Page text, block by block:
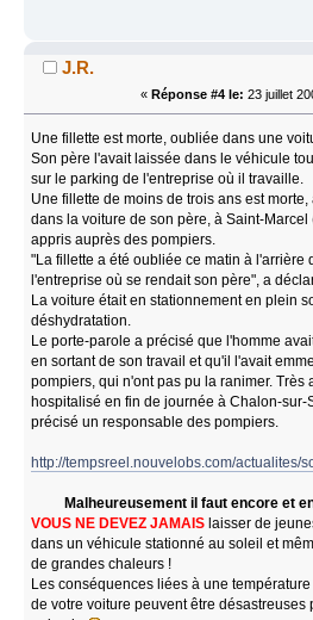
J.R.
« Réponse #4 le: 23 juillet
Une fillette est morte, oubliée dans une
Son père l'avait laissée dans le véhicule
sur le parking de l'entreprise où il travaille.
Une fillette de moins de trois ans est
dans la voiture de son père, à Saint-
appris auprès des pompiers.
"La fillette a été oubliée ce matin à l'arrière
l'entreprise où se rendait son père", a
La voiture était en stationnement en plein
déshydratation.
Le porte-parole a précisé que l'homme
en sortant de son travail et qu'il l'avait
pompiers, qui n'ont pas pu la ranimer. Très
hospitalisé en fin de journée à Chalon-
précisé un responsable des pompiers.
http://tempsreel.nouvelobs.com/
Malheureusement il faut encore et
VOUS NE DEVEZ JAMAIS laisser de
dans un véhicule stationné au soleil et
de grandes chaleurs !
Les conséquences liées à une
de votre voiture peuvent être désastreuses